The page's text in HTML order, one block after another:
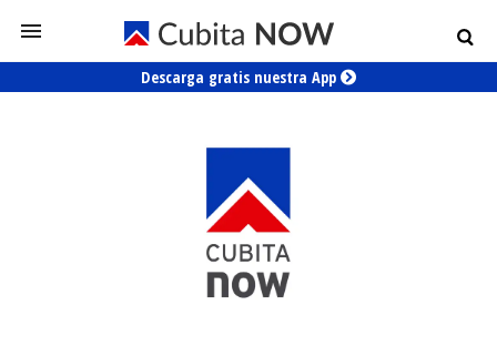
Descarga gratis nuestra App